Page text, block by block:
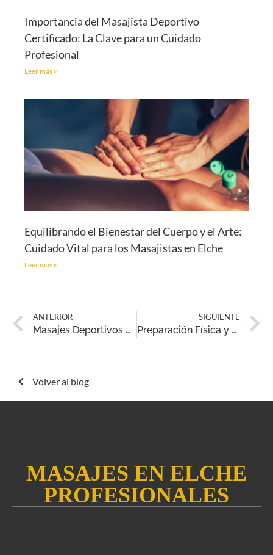
Importancia del Masajista Deportivo
Certificado: La Clave para un Cuidado
Profesional
Leer más »
Equilibrando el Bienestar del Cuerpo y el Arte:
Cuidado Vital para los Masajistas en Elche
Leer más »
ANTERIOR
Masajes Deportivos para Deportes Específicos: Adaptación y Optimización del Rendimiento
SIGUIENTE
Preparación Física y Masajes Deportivos: Un Tándem para el Rendimiento Óptimo
Volver al blog
MASAJES EN ELCHE
PROFESIONALES